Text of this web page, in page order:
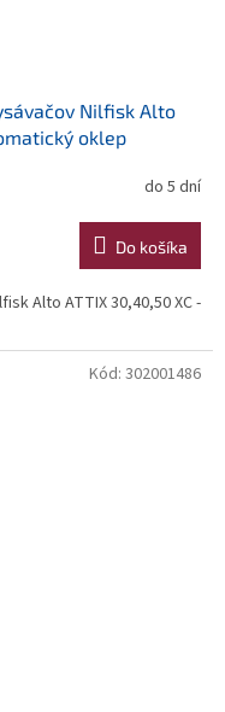
Nilfisk Alto
oklep
do 5 dní
Do košíka
Alto ATTIX 30,40,50 XC -
Kód: 302001486